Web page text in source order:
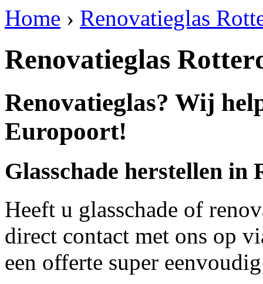
Home › Renovatieglas
Renovatieglas
Renovatieglas? Wij
Europoort!
Glasschade herstellen
Heeft u glasschade of
direct contact met ons op
een offerte super